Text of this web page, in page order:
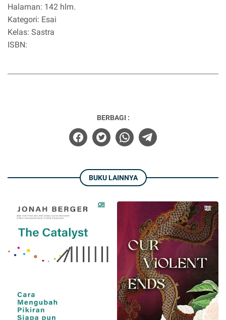
Halaman: 142 hlm.
Kategori: Esai
Kelas: Sastra
ISBN:
BERBAGI :
BUKU LAINNYA